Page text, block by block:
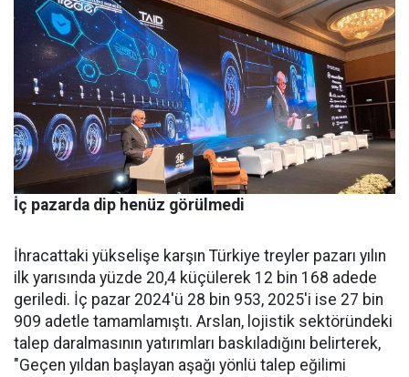
İç pazarda dip henüz görülmedi
İhracattaki yükselişe karşın Türkiye treyler pazarı yılın
ilk yarısında yüzde 20,4 küçülerek 12 bin 168 adede
geriledi. İç pa­zar 2024'ü 28 bin 953, 2025'i ise 27 bin
909 adetle tamamlamış­tı. Arslan, lojistik sektöründeki
talep daralmasının yatırımları baskıladığını belirterek,
"Geçen yıldan başlayan aşağı yönlü talep eğilimi